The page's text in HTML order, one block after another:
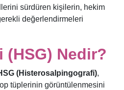
sürdüren kişilerin, hekim
değerlendirmeleri
(HSG) Nedir?
(Histerosalpingografi),
tüplerinin görüntülenmesini